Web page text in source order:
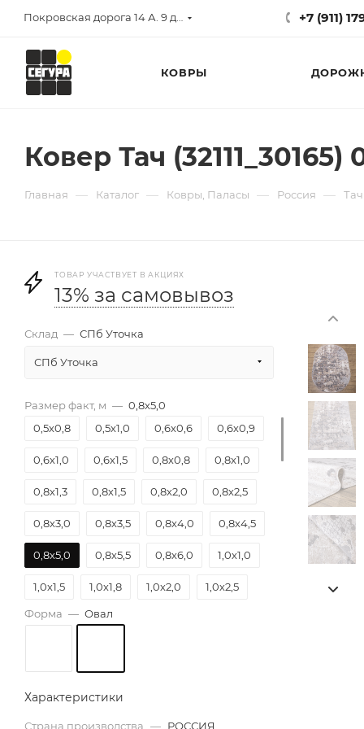
+7 (911)
КОВРЫ
Ковер Тач (32111_30165)
Главная — Каталог — Ковры, Паласы — Россия — Тач
ТОВАР УЧАСТВУЕТ В АКЦИЯХ
13% за самовывоз
Склад — СПб Уточка
СПб Уточка
Размер факт, м — 0,8х5,0
0,5х0,8
0,5х1,0 0,6х0,6 0,6х0,9
0,6х1,0 0,6х1,5 0,8х0,8 0,8х1,0
0,8х1,3 0,8х1,5 0,8х2,0 0,8х2,5
0,8х3,0 0,8х3,5 0,8х4,0 0,8х4,5
0,8х5,0 0,8х5,5 0,8х6,0 1,0х1,0
1,0х1,5 1,0х1,8 1,0х2,0 1,0х2,5
1,0х3,0 1,0х3,5
Форма — Овал
Характеристики
Страна производства — РОССИЯ